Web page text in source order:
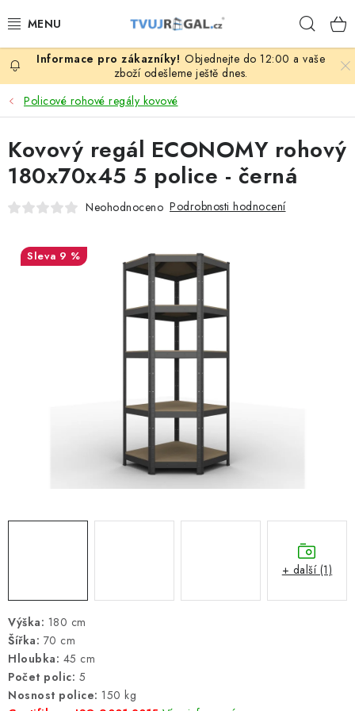
na
ZBOŽÍ ZA NÁKUPNÍ CENY
REGÁLY PODLE ROZMĚRŮ MATERIÁLU A SÉRIÍ
NEREZOVÉ A GASTRO PRODUKTY
KOVOVÉ STOLOVÉ NOHY
FIRMA, GARÁŽ, DÍLNA, SKLEP
ŽEBŘÍKY SCHŮDKY A LEŠENÍ
HODNOCENÍ OBCHODU
B2B - VELKOOBCHOD
NAPIŠTE NÁM
KONTAKTY
Objednejte do 12:00 a vaše
zboží odešleme ještě dnes.
Policové rohové regály kovové
Výška: 180 cm
Šířka: 70 cm
Hloubka: 45 cm
Počet polic: 5
Nosnost police: 150 kg
Kovový regál ECONOMY rohový
180x70x45 5 police - černá
Neohodnoceno Podrobnosti hodnocení
9 %
+ další (1)